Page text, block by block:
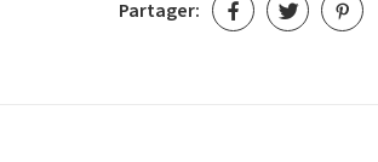
Partager: